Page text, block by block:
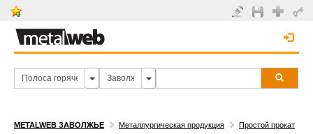
METALWEB ЗАВОЛЖЬЕ Металлургическая продукция
Простой прокат